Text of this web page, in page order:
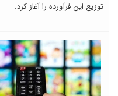
توزیع این فرآورده را آغاز کرد.